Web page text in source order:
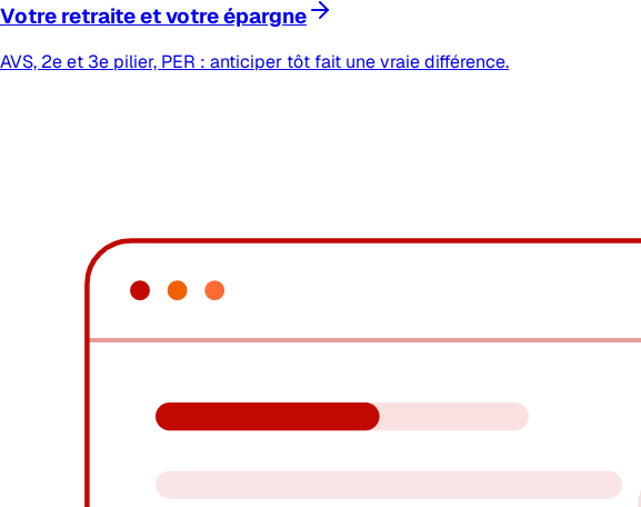
Votre retraite et votre épargne
AVS, 2e et 3e pilier, PER : anticiper tôt fait une vraie différence.